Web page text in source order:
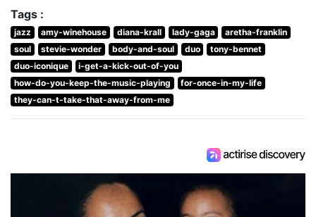
Tags :
jazz amy-winehouse diana-krall lady-gaga
aretha-franklin
soul
stevie-wonder body-and-soul duo
tony-bennet
duo-iconique
i-get-a-kick-out-of-you
how-do-you-keep-the-music-playing
for-once-in-my-life
they-can-t-take-that-away-from-me